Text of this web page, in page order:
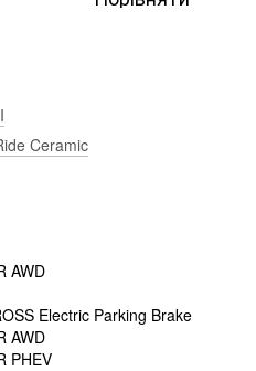
Ceramic
AWD
Electric Parking Brake
AWD
PHEV